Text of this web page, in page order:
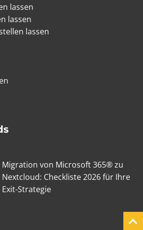
lassen
lassen
lassen
Migration von Microsoft 365® zu
Nextcloud: Checkliste 2026 für Ihre
Exit-Strategie